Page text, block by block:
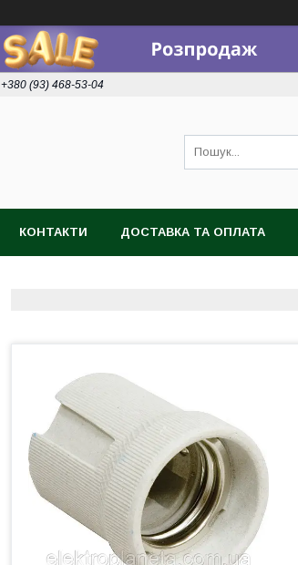
+380 (93) 468-53-04
КОНТАКТИ ДОСТАВКА ТА ОПЛАТА